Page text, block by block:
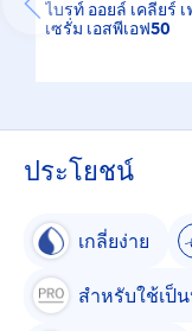
ไบรท์ ออยล์ เคลียร์
เซรั่ม เอสพีเอฟ50
ประโยชน์
เกลี่ยง่าย
สำหรับใช้เป็